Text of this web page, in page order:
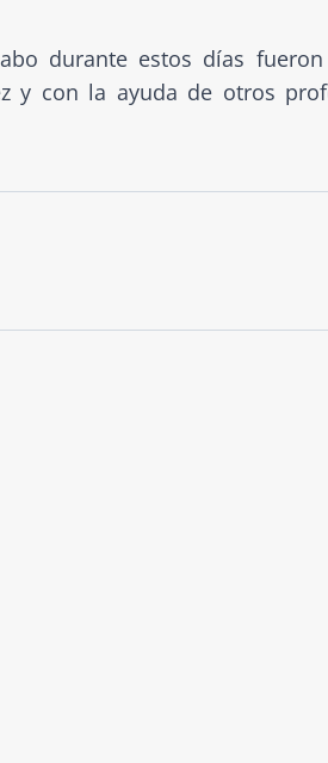
durante estos días
y con la ayuda de otros